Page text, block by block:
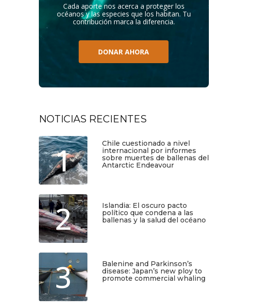
Cada aporte nos acerca a proteger los
océanos y las especies que los habitan. Tu
contribución marca la diferencia.
DONAR AHORA
NOTICIAS RECIENTES
1
Chile cuestionado a nivel
internacional por informes
sobre muertes de ballenas del
Antarctic Endeavour
2
Islandia: El oscuro pacto
político que condena a las
ballenas y la salud del océano
3
Balenine and Parkinson’s
disease: Japan’s new ploy to
promote commercial whaling